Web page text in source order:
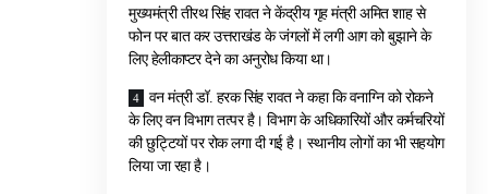
मुख्यमंत्री तीरथ सिंह रावत ने केंद्रीय गृह मंत्री अमित शाह से
फोन पर बात कर उत्तराखंड के जंगलों में लगी आग को बुझाने के
लिए हेलीकाप्टर देने का अनुरोध किया था।
वन मंत्री डॉ. हरक सिंह रावत ने कहा कि वनाग्नि को रोकने
के लिए वन विभाग तत्पर है। विभाग के अधिकारियों और कर्मचरियों
की छुट्टियों पर रोक लगा दी गई है। स्थानीय लोगों का भी सहयोग
लिया जा रहा है।